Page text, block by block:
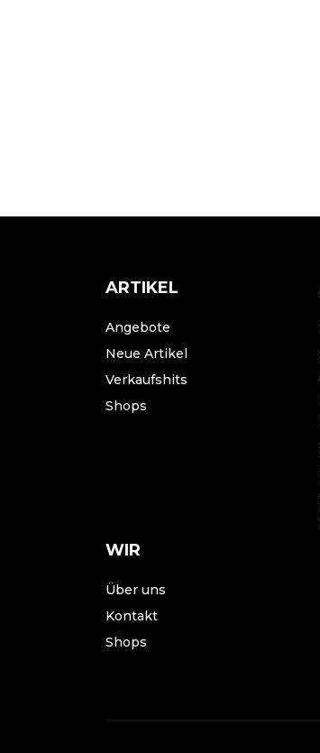
ARTIKEL
Angebote
Neue Artikel
Verkaufshits
Shops
WIR
Über uns
Kontakt
Shops